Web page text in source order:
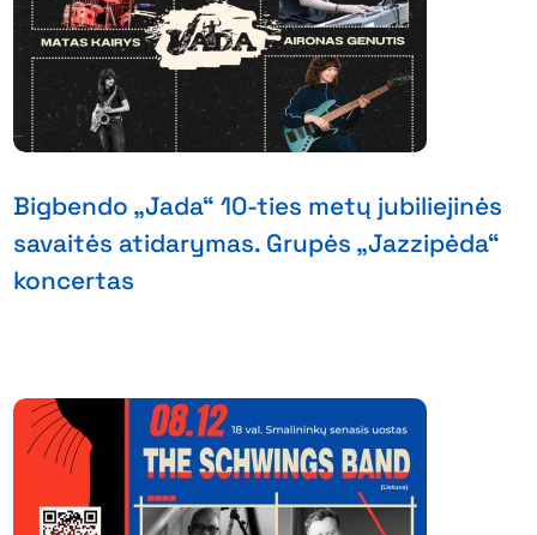
Bigbendo „Jada“ 10-ties metų jubiliejinės
savaitės atidarymas. Grupės „Jazzipėda“
koncertas